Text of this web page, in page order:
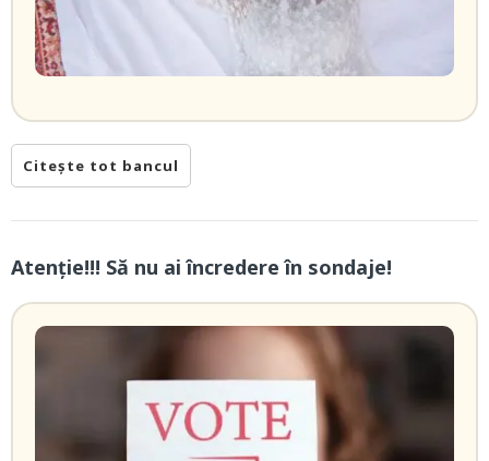
Citește tot bancul
Atenție!!! Să nu ai încredere în sondaje!